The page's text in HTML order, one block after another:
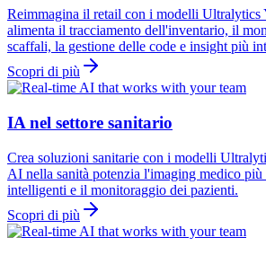
Reimmagina il retail con i modelli
alimenta il tracciamento dell'inventario, il
scaffali, la gestione delle code e insight più
Scopri di più
IA nel settore sanitario
Crea soluzioni sanitarie con i modelli
AI nella sanità potenzia l'imaging medico
intelligenti e il monitoraggio dei pazienti.
Scopri di più